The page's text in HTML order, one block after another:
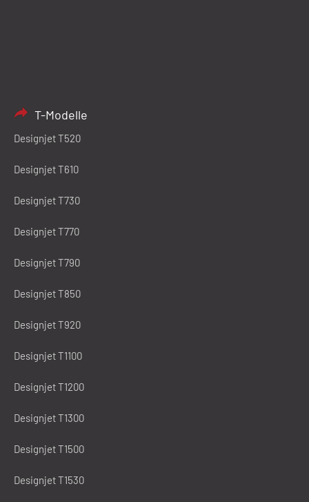
T-Modelle
Designjet T520
Designjet T610
Designjet T730
Designjet T770
Designjet T790
Designjet T850
Designjet T920
Designjet T1100
Designjet T1200
Designjet T1300
Designjet T1500
Designjet T1530